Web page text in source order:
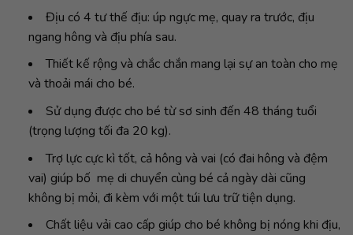
Địu có 4 tư thế địu: úp ngực mẹ, quay ra trước, địu
ngang hông và địu phía sau.
Thiết kế rộng và chắc chắn mang lại sự an toàn cho mẹ
và thoải mái cho bé.
Sử dụng được cho bé từ sơ sinh đến 48 tháng tuổi
(trọng lượng tối đa 20 kg).
Trợ lực cực kì tốt, cả hông và vai (có đai hông và đệm
vai) giúp bố mẹ di chuyển cùng bé cả ngày dài cũng
không bị mỏi, đi kèm với một túi lưu trữ tiện dụng.
Chất liệu vải cao cấp giúp cho bé không bị nóng khi địu,